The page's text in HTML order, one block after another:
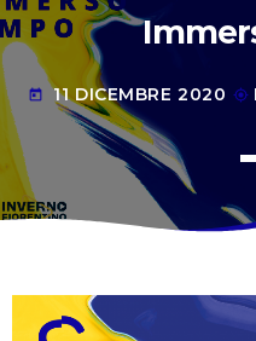
Sorry, there is nothing for
IL PIÙ VOTATO
today 11 DICEMBRE 2020 my_location